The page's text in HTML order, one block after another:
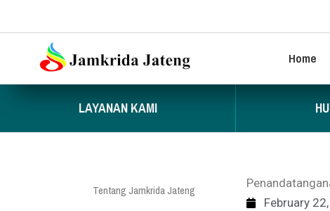
Home
LAYANAN KAMI
Tentang Jamkrida Jateng
February